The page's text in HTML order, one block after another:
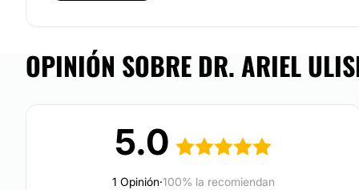
En otros tratamientos, cuenta con feminización facial, y
El Dr. Ariel Ulises Nieblas Barreras
y en constante actualizaciónya que su compromiso
perfeccionar sus técnicas en los procedimientos
pacientes los mejores resultados. Su servicio se
OPINIÓN SOBRE DR. ARIEL
5.0
1 Opinión·100% la recomiendan